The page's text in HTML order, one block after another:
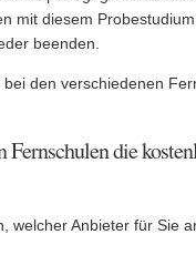
mit diesem
beenden.
den verschiedenen
Fernschulen die
Anbieter für Sie